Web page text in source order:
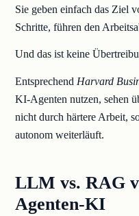
Sie geben einfach das Ziel
Schritte, führen den
Und das ist keine
EntsprechendHarvard
KI-Agenten nutzen, sehen
nicht durch härtere Arbeit,
autonom weiterläuft.
LLM vs. RAG
Agenten-KI